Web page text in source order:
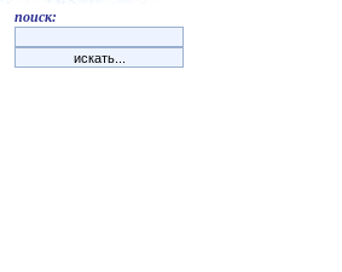
поиск: